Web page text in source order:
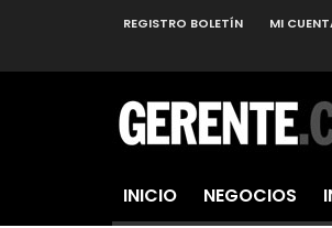
REGISTRO BOLETÍN MI
INICIO NEGOCIOS